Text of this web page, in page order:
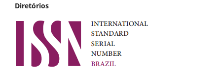
Diretórios